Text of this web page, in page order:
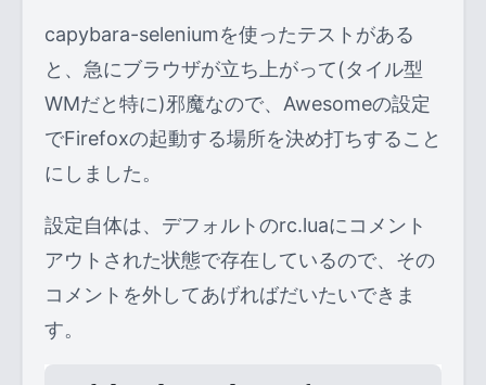
capybara-seleniumを使ったテストがある
と、急にブラウザが立ち上がって(タイル型
WMだと特に)邪魔なので、Awesomeの設定
でFirefoxの起動する場所を決め打ちすること
にしました。
設定自体は、デフォルトのrc.luaにコメント
アウトされた状態で存在しているので、その
コメントを外してあげればだいたいできま
す。